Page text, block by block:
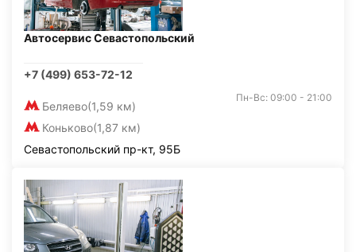
Автосервис Севастопольский
+7 (499) 653-72-12
Беляево(1,59 км)
Коньково(1,87 км)
Пн-Вс: 09:00 - 21:00
Севастопольский пр-кт, 95Б